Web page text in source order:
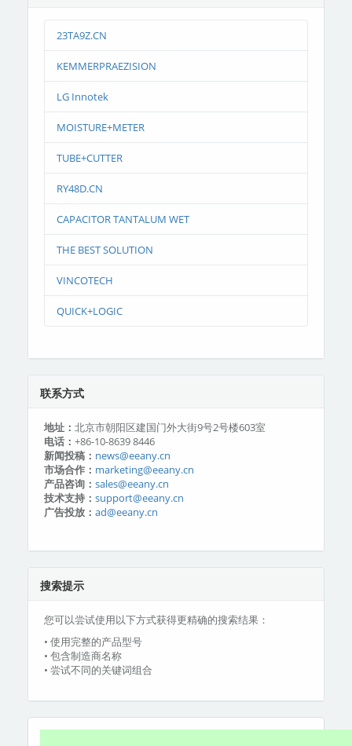
23TA9Z.CN
KEMMERPRAEZISION
LG Innotek
MOISTURE+METER
TUBE+CUTTER
RY48D.CN
CAPACITOR TANTALUM WET
THE BEST SOLUTION
VINCOTECH
QUICK+LOGIC
联系方式
地址： 北京市朝阳区建国门外大街9号2号楼603室
电话： +86-10-8639 8446
新闻投稿： news@eeany.cn
市场合作： marketing@eeany.cn
产品咨询： sales@eeany.cn
技术支持： support@eeany.cn
广告投放： ad@eeany.cn
搜索提示
您可以尝试使用以下方式获得更精确的搜索结果：
• 使用完整的产品型号
• 包含制造商名称
• 尝试不同的关键词组合